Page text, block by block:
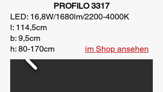
PROFILO 3317
LED: 16,8W/1680lm/2200-4000K
l: 114,5cm
b: 9,5cm
h: 80-170cm
im Shop ansehen